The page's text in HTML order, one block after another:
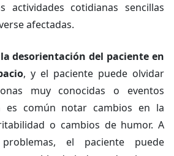
actividades cotidianas sencillas
afectadas.
desorientación del paciente en
, y el paciente puede olvidar
muy conocidas o eventos
es común notar cambios en la
o cambios de humor. A
el paciente puede